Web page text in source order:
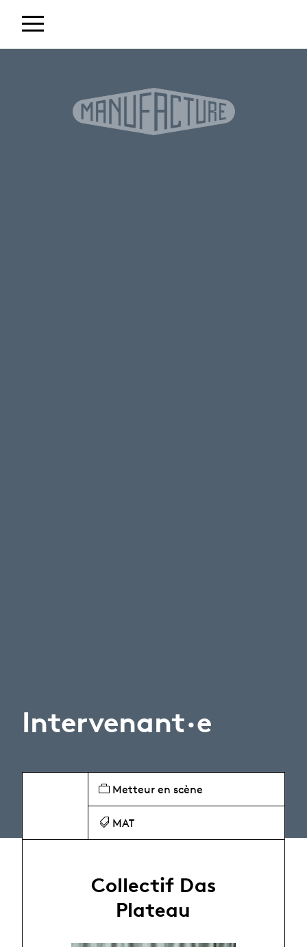
Intervenant·e
Metteur en scène
MAT
Collectif Das
Plateau